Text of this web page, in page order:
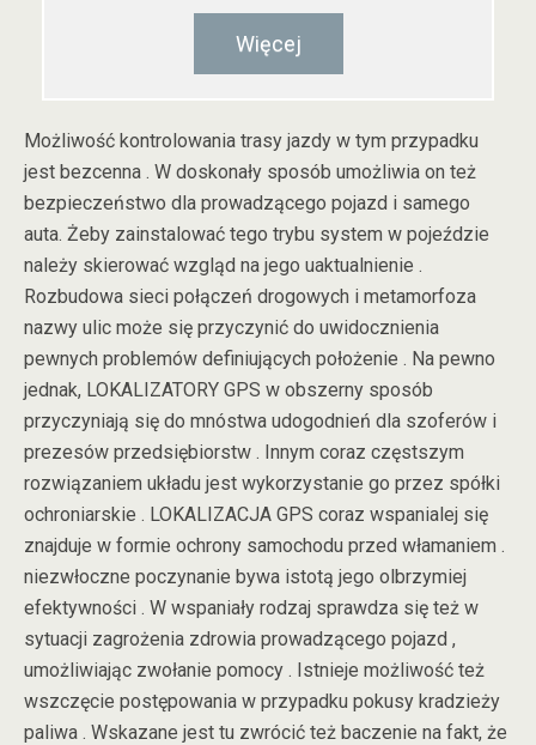
Więcej
Możliwość kontrolowania trasy jazdy w tym przypadku
jest bezcenna . W doskonały sposób umożliwia on też
bezpieczeństwo dla prowadzącego pojazd i samego
auta. Żeby zainstalować tego trybu system w pojeździe
należy skierować wzgląd na jego uaktualnienie .
Rozbudowa sieci połączeń drogowych i metamorfoza
nazwy ulic może się przyczynić do uwidocznienia
pewnych problemów definiujących położenie . Na pewno
jednak, LOKALIZATORY GPS w obszerny sposób
przyczyniają się do mnóstwa udogodnień dla szoferów i
prezesów przedsiębiorstw . Innym coraz częstszym
rozwiązaniem układu jest wykorzystanie go przez spółki
ochroniarskie . LOKALIZACJA GPS coraz wspanialej się
znajduje w formie ochrony samochodu przed włamaniem .
niezwłoczne poczynanie bywa istotą jego olbrzymiej
efektywności . W wspaniały rodzaj sprawdza się też w
sytuacji zagrożenia zdrowia prowadzącego pojazd ,
umożliwiając zwołanie pomocy . Istnieje możliwość też
wszczęcie postępowania w przypadku pokusy kradzieży
paliwa . Wskazane jest tu zwrócić też baczenie na fakt, że